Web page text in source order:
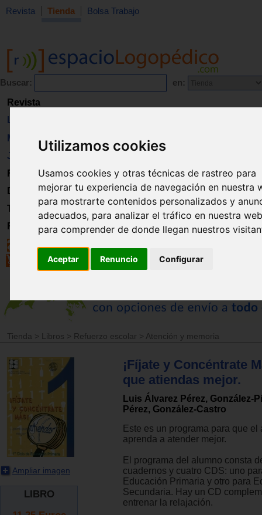
Utilizamos cookies
Usamos cookies y otras técnicas de rastreo para
mejorar tu experiencia de navegación en nuestra
para mostrarte contenidos personalizados y
adecuados, para analizar el tráfico en nuestra
para comprender de donde llegan nuestros
Aceptar Renuncio Configurar
Revista Tienda Bolsa Trabajo
Buscar: en:
Revista
Libros
Material
Juguetes
Formación
Directorio
Trabajo
Registro
Tienda > Libros > Refuerzo escolar > Atención y memoria
Ampliar imagen
LIBRO
¡Fíjate y Concéntrate
que atiendas mejor.
Luis Álvarez Pérez, González-
Pérez, González-Castro
Este es un programa para que el
aprenda a atender mejor.
El programa del alumno consta
cuadernos y cuatro CDS: uno
Educación Primaria y otro para
Secundaria. Hay un CD
entrenar la relajación.